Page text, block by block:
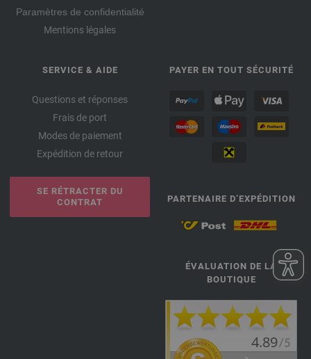
Paramètres de confidentialité
Mentions légales
SERVICE & AIDE
Questions et réponses
Frais de port
Modes de paiement
Expédition de retour
SE RÉTRACTER DU
CONTRAT
PAYER EN TOUT SÉCURITÉ
PARTENAIRE D’EXPÉDITION
ÉVALUATION DE LA
BOUTIQUE